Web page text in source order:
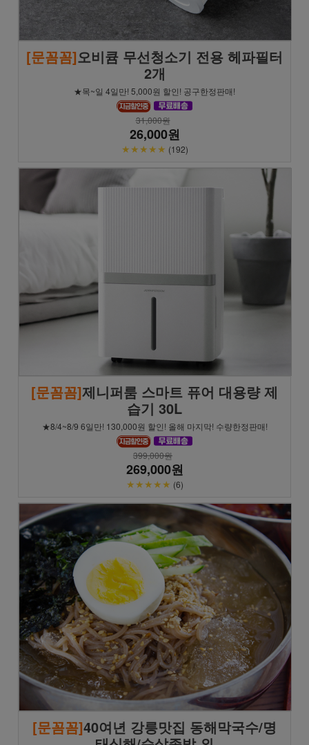
[문꼼꼼]오비큠 무선청소기 전용 헤파필터
2개
★목~일 4일만! 5,000원 할인! 공구한정판매!
31,000원
26,000원
★★★★★ (192)
[문꼼꼼]제니퍼룸 스마트 퓨어 대용량 제
습기 30L
★8/4~8/9 6일만! 130,000원 할인! 올해 마지막! 수량한정판매!
399,000원
269,000원
★★★★★ (6)
[문꼼꼼]40여년 강릉맛집 동해막국수/명